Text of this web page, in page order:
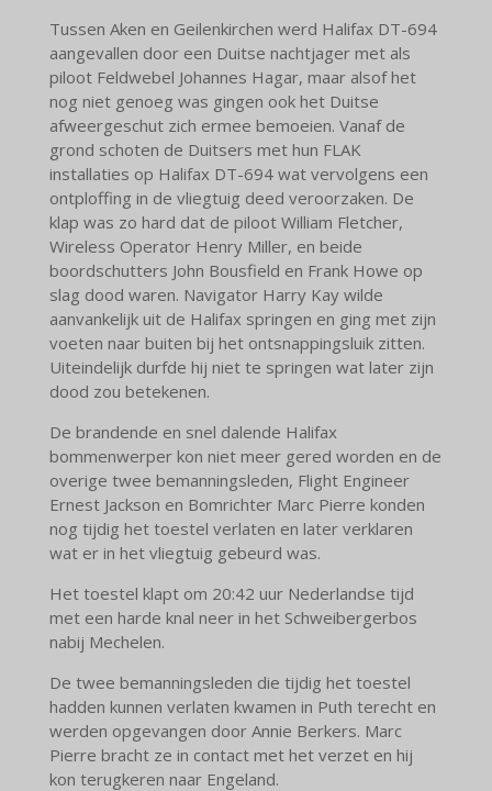
Tussen Aken en Geilenkirchen werd Halifax DT-694
aangevallen door een Duitse nachtjager met als
piloot Feldwebel Johannes Hagar, maar alsof het
nog niet genoeg was gingen ook het Duitse
afweergeschut zich ermee bemoeien. Vanaf de
grond schoten de Duitsers met hun FLAK
installaties op Halifax DT-694 wat vervolgens een
ontploffing in de vliegtuig deed veroorzaken. De
klap was zo hard dat de piloot William Fletcher,
Wireless Operator Henry Miller, en beide
boordschutters John Bousfield en Frank Howe op
slag dood waren. Navigator Harry Kay wilde
aanvankelijk uit de Halifax springen en ging met zijn
voeten naar buiten bij het ontsnappingsluik zitten.
Uiteindelijk durfde hij niet te springen wat later zijn
dood zou betekenen.
De brandende en snel dalende Halifax
bommenwerper kon niet meer gered worden en de
overige twee bemanningsleden, Flight Engineer
Ernest Jackson en Bomrichter Marc Pierre konden
nog tijdig het toestel verlaten en later verklaren
wat er in het vliegtuig gebeurd was.
Het toestel klapt om 20:42 uur Nederlandse tijd
met een harde knal neer in het Schweibergerbos
nabij Mechelen.
De twee bemanningsleden die tijdig het toestel
hadden kunnen verlaten kwamen in Puth terecht en
werden opgevangen door Annie Berkers. Marc
Pierre bracht ze in contact met het verzet en hij
kon terugkeren naar Engeland.